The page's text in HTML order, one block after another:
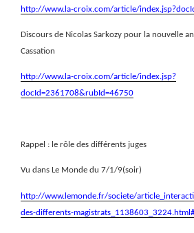
http://www.la-croix.com/article/
Discours de Nicolas Sarkozy pour la nouvelle
Cassation
http://www.la-croix.com/article/index.jsp?
docId=2361708&rubId=46750
Rappel : le rôle des différents juges
Vu dans Le Monde du 7/1/9(soir)
http://www.lemonde.fr/societe/
des-differents-